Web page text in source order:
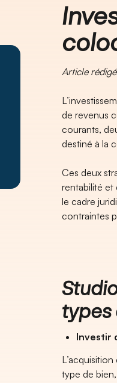
Article
de revenus
courants,
destiné à la
Ces deux
rentabilité et
le cadre
contraintes
types
Investir
type de